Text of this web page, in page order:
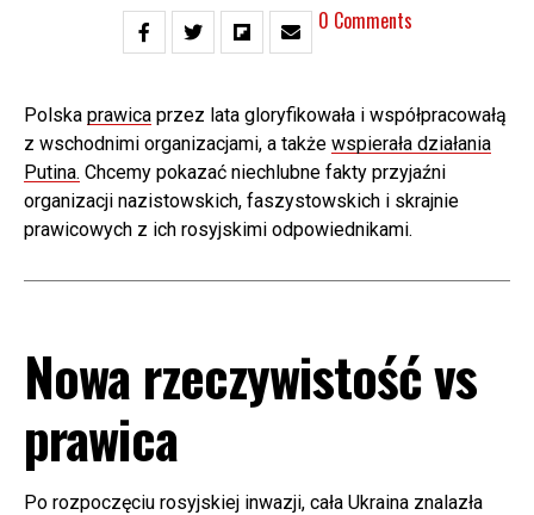
0 Comments
Polska prawica przez lata gloryfikowała i współpracowałą
z wschodnimi organizacjami, a także wspierała działania
Putina. Chcemy pokazać niechlubne fakty przyjaźni
organizacji nazistowskich, faszystowskich i skrajnie
prawicowych z ich rosyjskimi odpowiednikami.
Nowa rzeczywistość vs
prawica
Po rozpoczęciu rosyjskiej inwazji, cała Ukraina znalazła